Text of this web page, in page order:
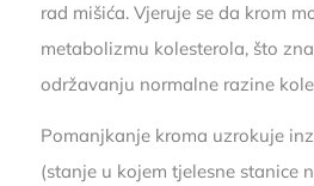
rad mišića. Vjeruje se da krom
metabolizmu kolesterola, što
održavanju normalne razine
Pomanjkanje kroma uzrokuje
(stanje u kojem tjelesne stanice